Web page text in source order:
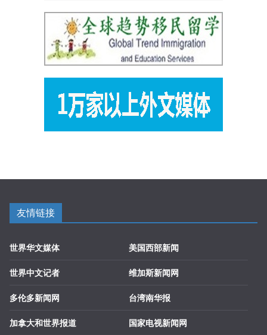
友情链接
世界华文媒体
世界中文记者
多伦多新闻网
加拿大和世界报道
美国西部新闻
维加斯新闻网
台湾南华报
国家电视新闻网